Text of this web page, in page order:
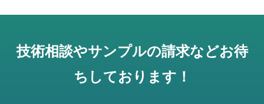
技術相談やサンプルの請求などお待
ちしております！